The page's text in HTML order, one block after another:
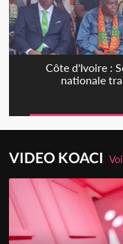
Côte d'Ivoire :
nationale
VIDEO KOACI